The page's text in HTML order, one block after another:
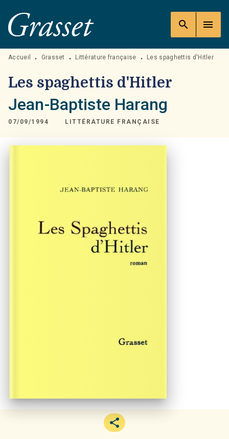
MENU RECHERCHE
PIED DE PAGE
search menu
Accueil • Grasset • Littérature française • Les spaghettis d'Hitler
Les spaghettis d'Hitler
Jean-Baptiste Harang
07/09/1994 LITTÉRATURE FRANÇAISE